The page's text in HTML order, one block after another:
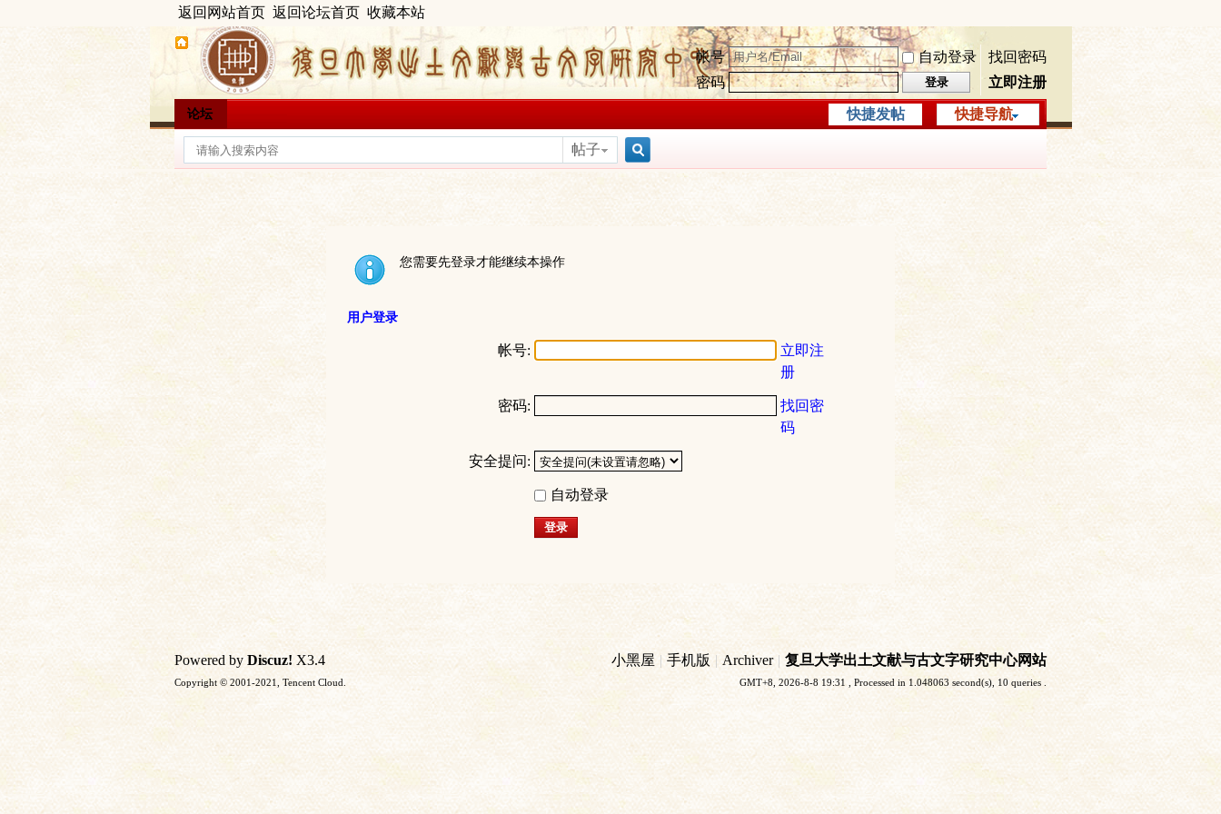
返回网站首页 返回论坛首页 收藏本站
帐号 自动登录
找回密码
密码
登录 立即注册
快捷导航
论坛 快捷发帖
帖子
您需要先登录才能继续本操作
用户登录
帐号:
立即注
册
密码:
找回密
码
安全提问:
自动登录
登录
小黑屋 | 手机版 | Archiver | 复旦大学出土文献与古文字研究中心网站
GMT+8, 2026-8-8 19:31 , Processed in 1.048063 second(s), 10 queries .
Powered by Discuz! X3.4
Copyright © 2001-2021, Tencent Cloud.